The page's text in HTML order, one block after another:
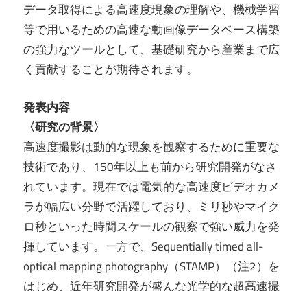
データ取得による高速度現象の理解や、機械学習
等で用いるための高速な動画像データベース構築
の強力なツールとして、基礎研究から産業まで広
く貢献することが期待されます。
発表内容
〈研究の背景〉
高速度撮影は動的な現象を観察するために重要な
技術であり、150年以上も前から研究開発がなさ
れています。現在では電気的な高速度ビデオカメ
ラが幅広い分野で活躍しており、ミリ秒やマイク
ロ秒といった時間スケールの観察で強い威力を発
揮しています。一方で、Sequentially timed all-
optical mapping photography（STAMP）（注2）を
はじめ、近年研究開発が盛んな光学的な超高速撮